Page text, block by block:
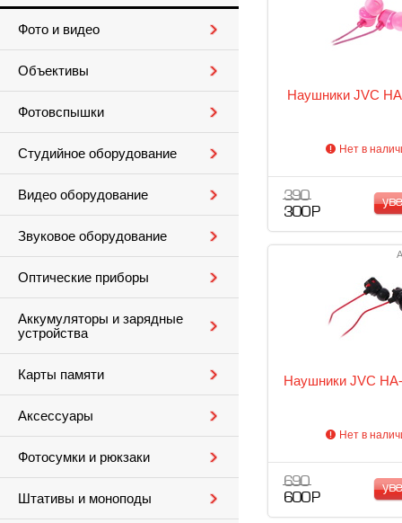
Фото и видео
Объективы
Фотовспышки
Студийное оборудование
Видео оборудование
Звуковое оборудование
Оптические приборы
Аккумуляторы и зарядные
устройства
Карты памяти
Аксессуары
Фотосумки и рюкзаки
Штативы и моноподы
Наушники JVC
Нет в
390
300 Р
Наушники JVC
Нет в
690
600 Р